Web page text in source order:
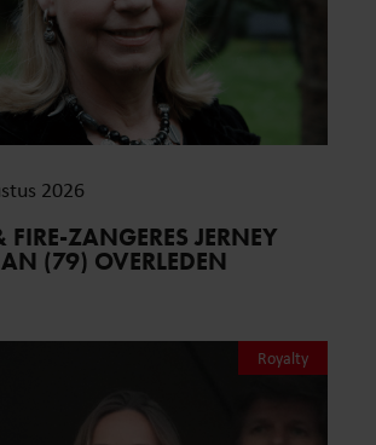
2026
FIRE-ZANGERES JERNEY
(79) OVERLEDEN
Royalty